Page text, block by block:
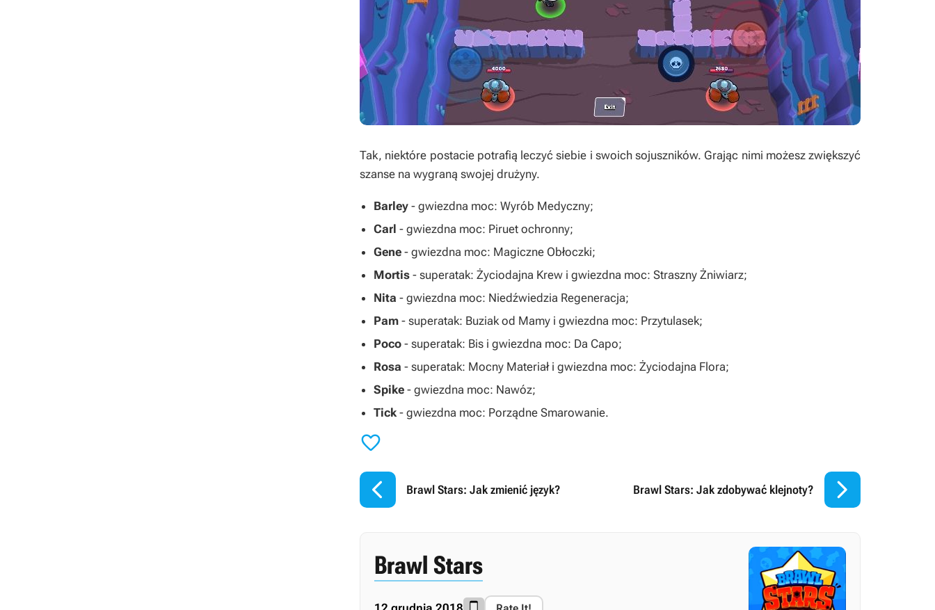
Tak, niektóre postacie potrafią leczyć siebie i swoich sojuszników. Grając nimi możesz zwiększyć
szanse na wygraną swojej drużyny.
Barley - gwiezdna moc: Wyrób Medyczny;
Carl - gwiezdna moc: Piruet ochronny;
Gene - gwiezdna moc: Magiczne Obłoczki;
Mortis - superatak: Życiodajna Krew i gwiezdna moc: Straszny Żniwiarz;
Nita - gwiezdna moc: Niedźwiedzia Regeneracja;
Pam - superatak: Buziak od Mamy i gwiezdna moc: Przytulasek;
Poco - superatak: Bis i gwiezdna moc: Da Capo;
Rosa - superatak: Mocny Materiał i gwiezdna moc: Życiodajna Flora;
Spike - gwiezdna moc: Nawóz;
Tick- gwiezdna moc: Porządne Smarowanie.

 Brawl Stars: Jak zmienić język? Brawl Stars: Jak zdobywać klejnoty? 
Brawl Stars